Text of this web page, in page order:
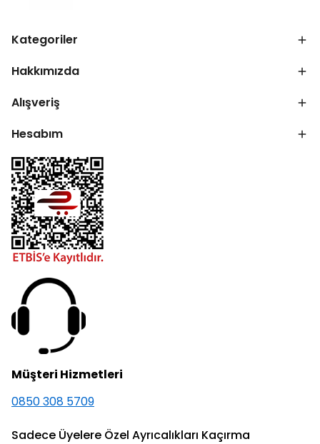
Kategoriler
Hakkımızda
Alışveriş
Hesabım
Müşteri Hizmetleri
0850 308 5709
Sadece Üyelere Özel Ayrıcalıkları Kaçırma